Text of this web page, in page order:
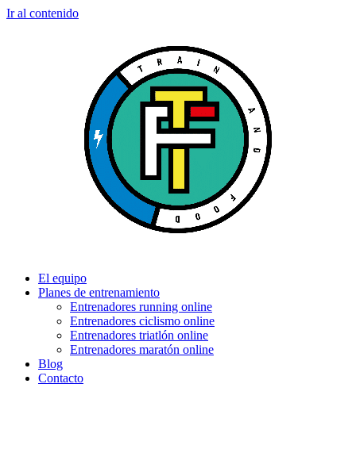
Ir al contenido
El equipo
Planes de entrenamiento
Entrenadores running online
Entrenadores ciclismo online
Entrenadores triatlón online
Entrenadores maratón online
Blog
Contacto